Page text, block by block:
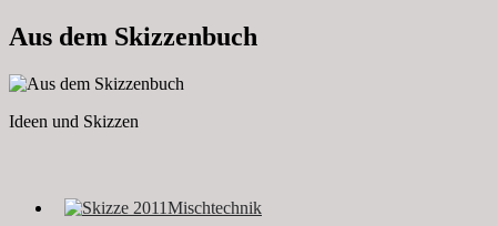
Aus dem Skizzenbuch
Ideen und Skizzen